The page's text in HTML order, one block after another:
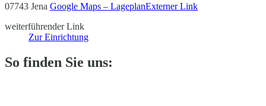
07743 Jena Google Maps – LageplanExterner Link
weiterführender Link
Zur Einrichtung
So finden Sie uns: